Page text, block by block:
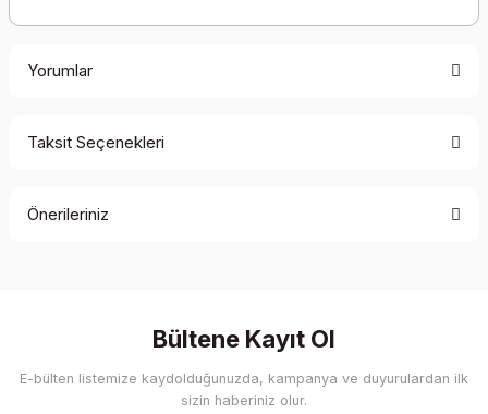
Yorumlar
Taksit Seçenekleri
Önerileriniz
Görüş ve önerileriniz için teşekkür ederiz.
Ürün resmi kalitesiz, bozuk veya görüntülenemiyor.
Bültene Kayıt Ol
E-bülten listemize kaydolduğunuzda, kampanya ve duyurulardan ilk
sizin haberiniz olur.